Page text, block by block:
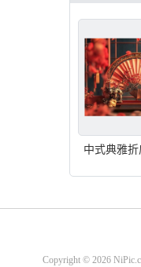
Copyright © 2026